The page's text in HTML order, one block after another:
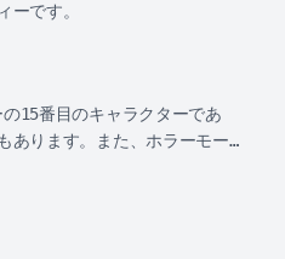
ーです。
15番目のキャラクターであ
あります。また、ホラーモード